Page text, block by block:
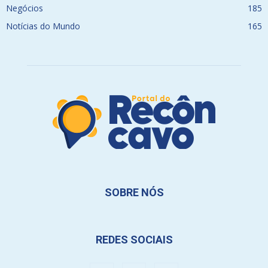
Negócios
185
Notícias do Mundo
165
SOBRE NÓS
REDES SOCIAIS